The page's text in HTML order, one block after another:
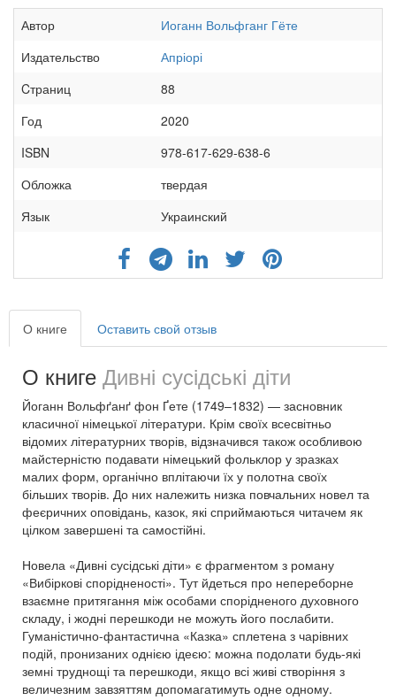
Автор
Иоганн Вольфганг Гёте
Издательство
Апріорі
Cтраниц
88
Год
2020
ISBN
978-617-629-638-6
Обложка
твердая
Язык
Украинский
О книге Оставить свой отзыв
О книге Дивні сусідські діти
Йоганн Вольфґанґ фон Ґете (1749–1832) — засновник
класичної німецької літератури. Крім своїх всесвітньо
відомих літературних творів, відзначився також особливою
майстерністю подавати німецький фольклор у зразках
малих форм, органічно вплітаючи їх у полотна своїх
більших творів. До них належить низка повчальних новел та
феєричних оповідань, казок, які сприймаються читачем як
цілком завершені та самостійні.
Новела «Дивні сусідські діти» є фрагментом з роману
«Вибіркові спорідненості». Тут йдеться про непереборне
взаємне притягання між особами спорідненого духовного
складу, і жодні перешкоди не можуть його послабити.
Гуманістично-фантастична «Казка» сплетена з чарівних
подій, пронизаних однією ідеєю: можна подолати будь-які
земні труднощі та перешкоди, якщо всі живі створіння з
величезним завзяттям допомагатимуть одне одному.